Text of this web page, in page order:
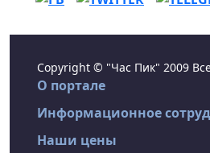
Copyright © "Час Пик" 2009
О портале
Информационное
Наши цены